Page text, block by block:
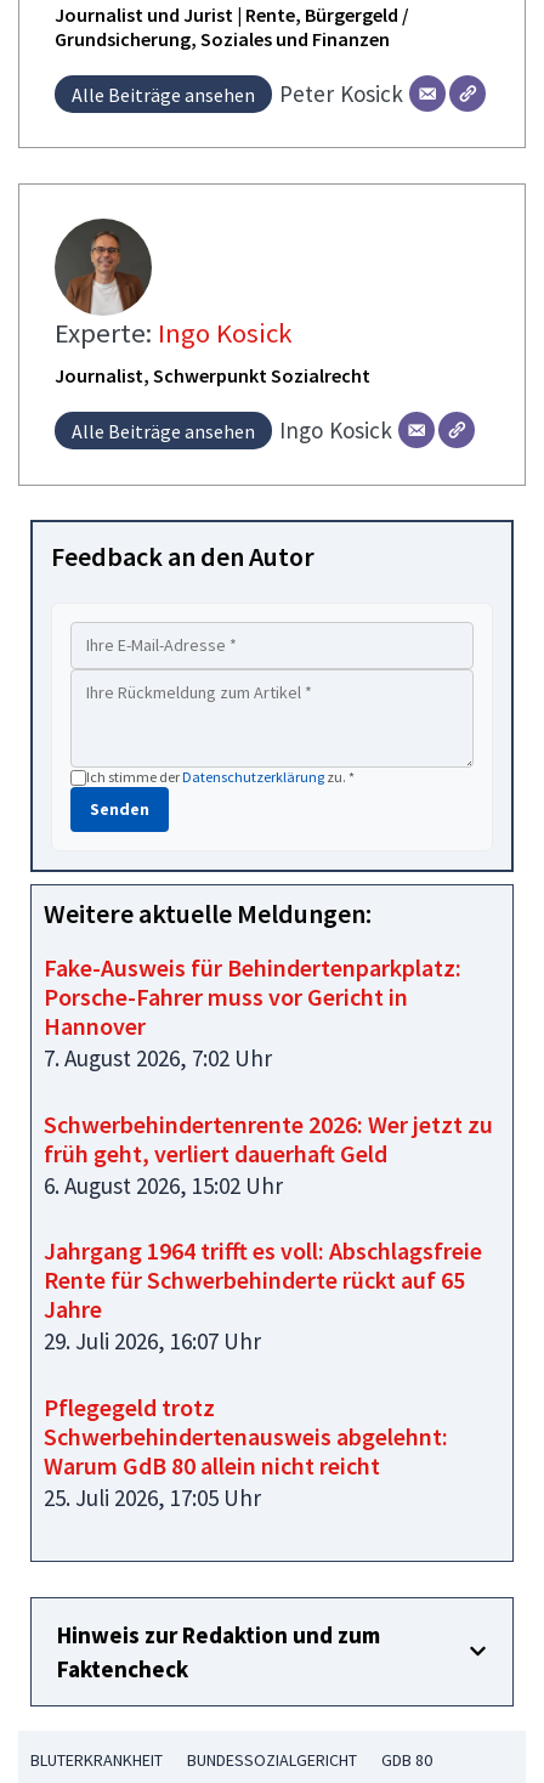
Journalist und Jurist | Rente, Bürgergeld /
Grundsicherung, Soziales und Finanzen
Alle Beiträge ansehen Peter Kosick
Experte: Ingo Kosick
Journalist, Schwerpunkt Sozialrecht
Alle Beiträge ansehen Ingo Kosick
Feedback an den Autor
Ich stimme derDatenschutzerklärung zu. *
Senden
Weitere aktuelle Meldungen:
Fake-Ausweis für Behindertenparkplatz:
Porsche-Fahrer muss vor Gericht in
Hannover
7. August 2026, 7:02 Uhr
Schwerbehindertenrente 2026: Wer jetzt zu
früh geht, verliert dauerhaft Geld
6. August 2026, 15:02 Uhr
Jahrgang 1964 trifft es voll: Abschlagsfreie
Rente für Schwerbehinderte rückt auf 65
Jahre
29. Juli 2026, 16:07 Uhr
Pflegegeld trotz
Schwerbehindertenausweis abgelehnt:
Warum GdB 80 allein nicht reicht
25. Juli 2026, 17:05 Uhr
Hinweis zur Redaktion und zum
Faktencheck
BLUTERKRANKHEIT BUNDESSOZIALGERICHT GDB 80